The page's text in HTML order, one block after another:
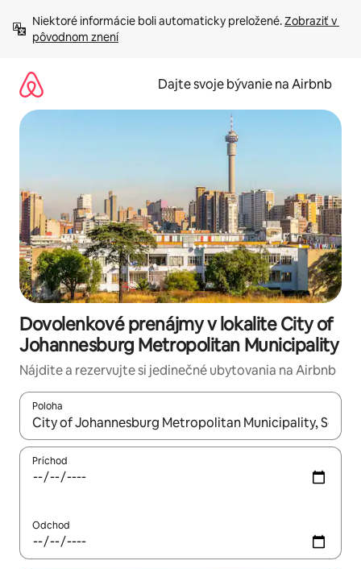
obsah.
Niektoré informácie boli automaticky preložené. Zobraziť v
pôvodnom znení
Dajte svoje bývanie na Airbnb
Dovolenkové prenájmy v lokalite City of
Johannesburg Metropolitan Municipality
Nájdite a rezervujte si jedinečné ubytovania na Airbnb
Poloha
Keď budú výsledky k dispozícii, môžete si ich prechádzať
Príchod
Odchod